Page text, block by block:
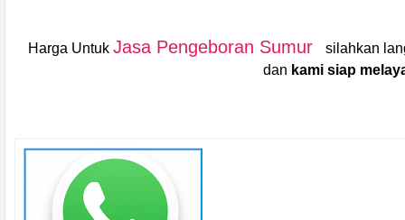
Harga Untuk Jasa Pengeboran Sumur
silahkan
dan kami siap